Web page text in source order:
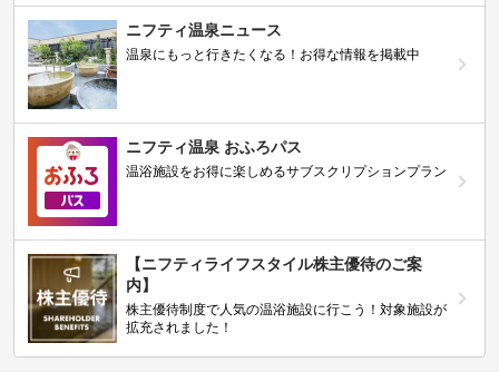
ニフティ温泉ニュース
温泉にもっと行きたくなる！お得な情報を掲載中
ニフティ温泉 おふろパス
温浴施設をお得に楽しめるサブスクリプションプラン
【ニフティライフスタイル株主優待のご案
内】
株主優待制度で人気の温浴施設に行こう！対象施設が
拡充されました！